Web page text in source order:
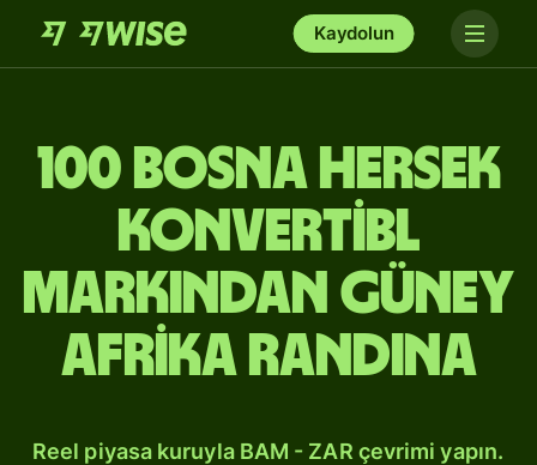
Kaydolun
100 Bosna Hersek
konvertibl
markından Güney
Afrika randına
Reel piyasa kuruyla BAM - ZAR çevrimi yapın.